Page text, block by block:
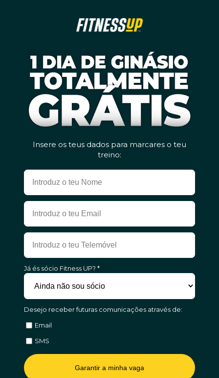
Insere os teus dados para marcares o teu
treino:
Já és sócio Fitness UP? *
Desejo receber futuras comunicações através de:
Email
SMS
Garantir a minha vaga